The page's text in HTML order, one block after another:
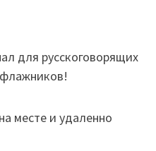
для русскоговорящих
месте и удаленно